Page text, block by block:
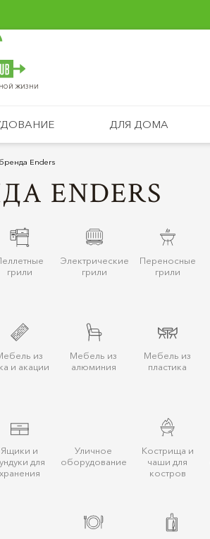
ЖИЗНИ
ДЛЯ ДОМА
Enders
ENDERS
грили
Электрические
грили
Переносные
грили
из
и акации
Мебель из
алюминия
Мебель из
пластика
Ящики и
для
хранения
Уличное
оборудование
Кострища и
чаши для
костров